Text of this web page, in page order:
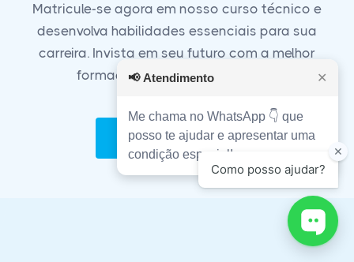
Matricule-se agora em nosso curso técnico e
desenvolva habilidades essenciais para sua
carreira. Invista em seu futuro com a melhor
formação técnica do mercado!
Matricule-se Agora!
📢 Atendimento ✕
Me chama no WhatsApp 👇 que
posso te ajudar e apresentar uma
condição especial!